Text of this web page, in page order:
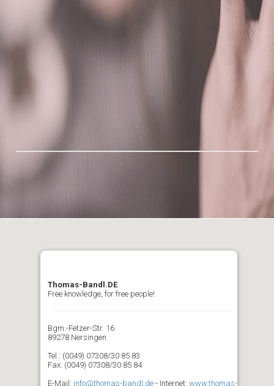
Thomas-Bandl.DE
Free knowledge, for free people!
Bgm.-Fetzer-Str. 16
89278 Nersingen
Tel.: (0049) 07308/30 85 83
Fax: (0049) 07308/30 85 84
E-Mail: info@thomas-bandl.de - Internet: www.thomas-